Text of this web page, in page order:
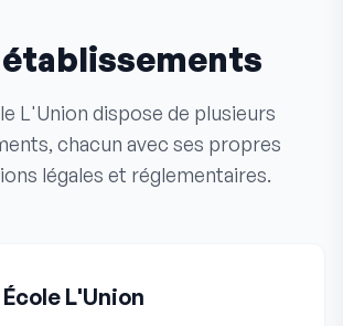
établissements
L'Union dispose de plusieurs
chacun avec ses propres
légales et réglementaires.
L'Union